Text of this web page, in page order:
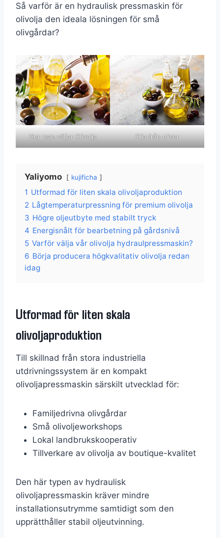
Så varför är en hydraulisk pressmaskin för
olivolja den ideala lösningen för små
olivgårdar?
Hur man väljer Olivolja Olja från oliver
Yaliyomo kujificha
1 Utformad för liten skala olivoljaproduktion
2 Lågtemperaturpressning för premium olivolja
3 Högre oljeutbyte med stabilt tryck
4 Energisnålt för bearbetning på gårdsnivå
5 Varför välja vår olivolja hydraulpressmaskin?
6 Börja producera högkvalitativ olivolja redan
idag
Utformad för liten skala
olivoljaproduktion
Till skillnad från stora industriella
utdrivningssystem är en kompakt
olivoljapressmaskin särskilt utvecklad för:
Familjedrivna olivgårdar
Små olivoljeworkshops
Lokal landbrukskooperativ
Tillverkare av olivolja av boutique-kvalitet
Den här typen av hydraulisk
olivoljapressmaskin kräver mindre
installationsutrymme samtidigt som den
upprätthåller stabil oljeutvinning.